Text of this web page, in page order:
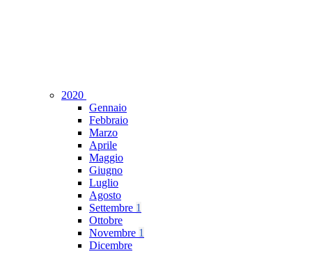
2020
Gennaio
Febbraio
Marzo
Aprile
Maggio
Giugno
Luglio
Agosto
Settembre 1
Ottobre
Novembre 1
Dicembre